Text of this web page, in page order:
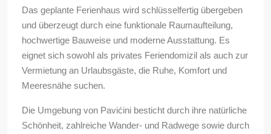
Das geplante Ferienhaus wird schlüsselfertig übergeben
und überzeugt durch eine funktionale Raumaufteilung,
hochwertige Bauweise und moderne Ausstattung. Es
eignet sich sowohl als privates Feriendomizil als auch zur
Vermietung an Urlaubsgäste, die Ruhe, Komfort und
Meeresnähe suchen.
Die Umgebung von Pavićini besticht durch ihre natürliche
Schönheit, zahlreiche Wander- und Radwege sowie durch